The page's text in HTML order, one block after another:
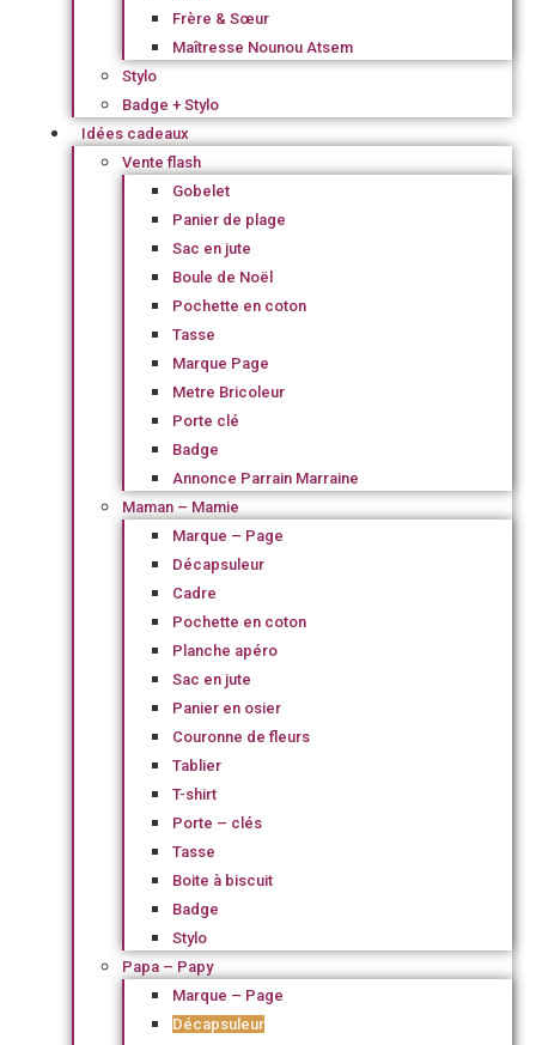
Frère & Sœur
Maîtresse Nounou Atsem
Stylo
Badge + Stylo
Idées cadeaux
Vente flash
Gobelet
Panier de plage
Sac en jute
Boule de Noël
Pochette en coton
Tasse
Marque Page
Metre Bricoleur
Porte clé
Badge
Annonce Parrain Marraine
Maman – Mamie
Marque – Page
Décapsuleur
Cadre
Pochette en coton
Planche apéro
Sac en jute
Panier en osier
Couronne de fleurs
Tablier
T-shirt
Porte – clés
Tasse
Boite à biscuit
Badge
Stylo
Papa – Papy
Marque – Page
Décapsuleur